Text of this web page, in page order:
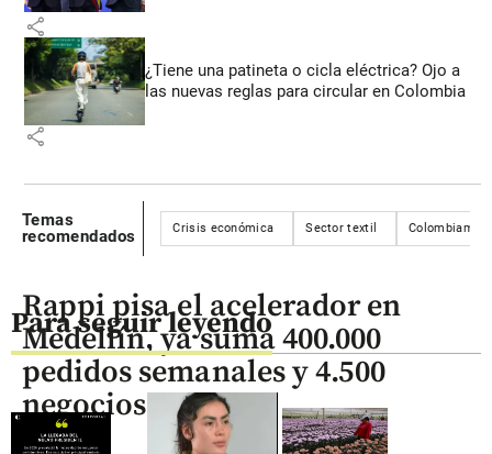
share
¿Tiene una patineta o cicla eléctrica? Ojo a
las nuevas reglas para circular en Colombia
share
Temas
recomendados
Crisis económica Sector textil
Para seguir leyendo
Rappi pisa el acelerador en
Medellín, ya suma 400.000
pedidos semanales y 4.500
negocios